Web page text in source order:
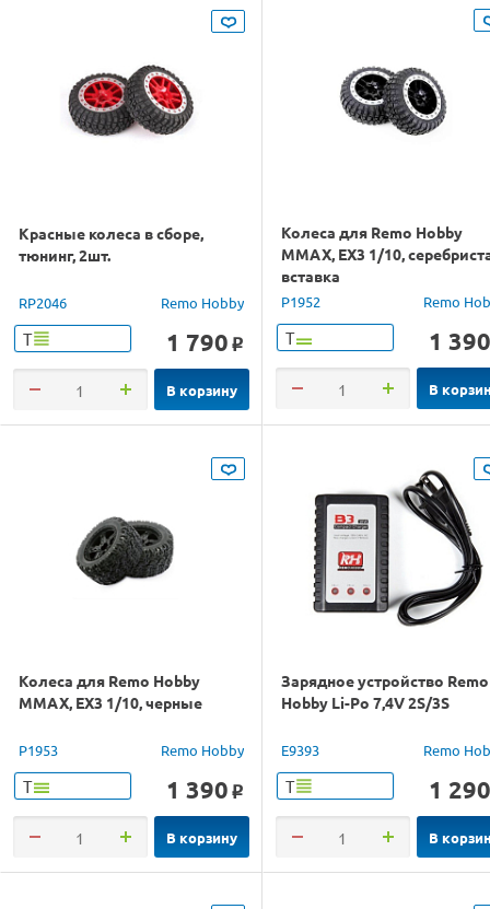
Красные колеса в сборе,
тюнинг, 2шт.
RP2046 Remo Hobby
Т 1 790 o
В корзину
Колеса для Remo Hobby
MMAX, EX3 1/10,
вставка
P1952 Remo
Т 1 390
В
Колеса для Remo Hobby
MMAX, EX3 1/10, черные
P1953 Remo Hobby
Т 1 390 o
В корзину
Зарядное устройство Remo
Hobby Li-Po 7,4V 2S/3S
E9393 Remo
Т 1 290
В